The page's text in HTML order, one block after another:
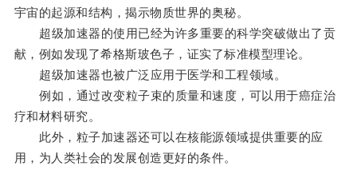
宇宙的起源和结构，揭示物质世界的奥秘。
超级加速器的使用已经为许多重要的科学突破做出了贡
献，例如发现了希格斯玻色子，证实了标准模型理论。
超级加速器也被广泛应用于医学和工程领域。
例如，通过改变粒子束的质量和速度，可以用于癌症治
疗和材料研究。
此外，粒子加速器还可以在核能源领域提供重要的应
用，为人类社会的发展创造更好的条件。